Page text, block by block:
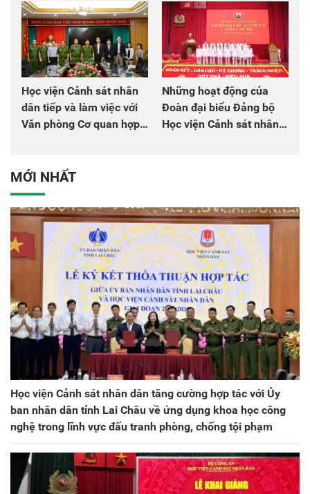
Học viện Cảnh sát nhân
dân tiếp và làm việc với
Văn phòng Cơ quan hợp
Những hoạt động của
Đoàn đại biểu Đảng bộ
Học viện Cảnh sát nhân
MỚI NHẤT
Học viện Cảnh sát nhân dân tăng cường hợp tác với Ủy
ban nhân dân tỉnh Lai Châu về ứng dụng khoa học công
nghệ trong lĩnh vực đấu tranh phòng, chống tội phạm